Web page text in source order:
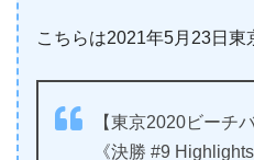
こちらは2021年5月23日東
【東京2020ビーチ
《決勝 #9 Highlights